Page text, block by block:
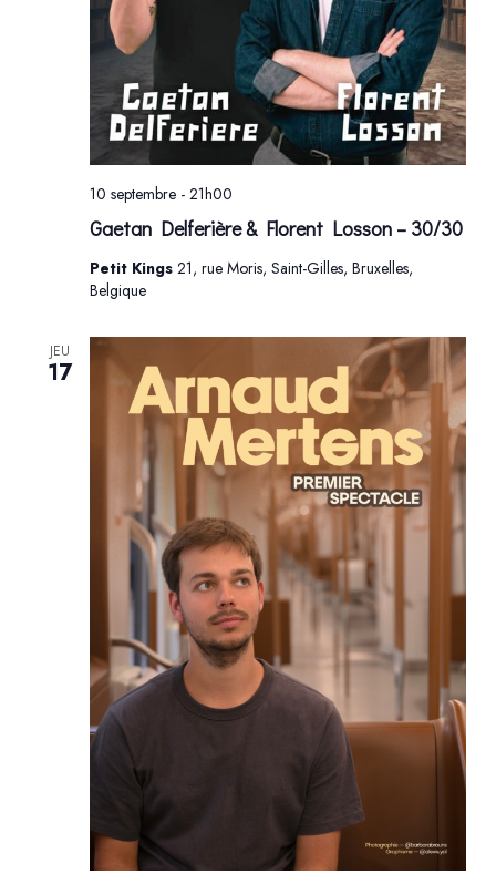
Gaetan Delferière & Florent Losson – 30/30
10 septembre - 21h00
Petit Kings 21, rue Moris, Saint-Gilles, Bruxelles,
Belgique
JEU
17